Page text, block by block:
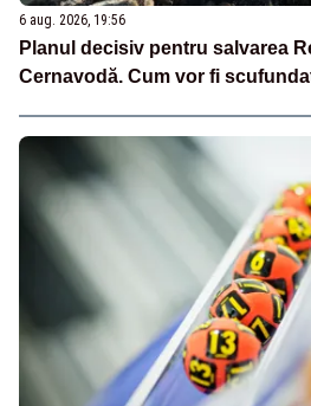
6 aug. 2026, 19:56
Planul decisiv pentru salvarea
Cernavodă. Cum vor fi